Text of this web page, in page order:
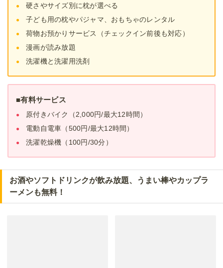
硬さやサイズ別に枕が選べる
子ども用の枕やパジャマ、おもちゃのレンタル
荷物お預かりサービス（チェックイン前後も対応）
漫画が読み放題
洗濯機と洗濯用洗剤
■有料サービス
原付きバイク（2,000円/最大12時間）
電動自電車（500円/最大12時間）
洗濯乾燥機（100円/30分）
お酒やソフトドリンクが飲み放題、うまい棒やカップラ
ーメンも無料！